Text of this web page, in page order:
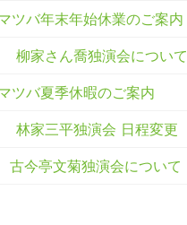
ツバ年末年始休業のご案内
柳家さん喬独演会について
ツバ夏季休暇のご案内
林家三平独演会 日程変更
今亭文菊独演会について